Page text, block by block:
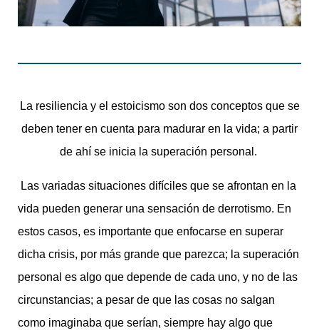
La resiliencia y el estoicismo son dos conceptos que se
deben tener en cuenta para madurar en la vida; a partir
de ahí se inicia la superación personal.
Las variadas situaciones difíciles que se afrontan en la
vida pueden generar una sensación de derrotismo. En
estos casos, es importante que enfocarse en superar
dicha crisis, por más grande que parezca; la superación
personal es algo que depende de cada uno, y no de las
circunstancias; a pesar de que las cosas no salgan
como imaginaba que serían, siempre hay algo que